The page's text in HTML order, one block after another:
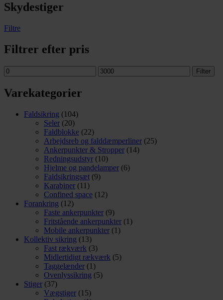
Skydestiger
Filtre
Filtrer efter pris
Mindste
pris
Højeste
pris
Filter
Varekategorier
Faldsikring (104)
Seler (20)
Faldblokke (22)
Arbejdsreb og falddæmperliner (25)
Ankerpunkter & Stropper (14)
Redningsudstyr (10)
Hjelme og pandelamper (6)
Faldsikringsæt (9)
Karabiner (11)
Confined space (12)
Forankring (12)
Faste ankerpunkter (9)
Fritstående ankerpunkter (1)
Mobile ankerpunkter (1)
Kollektiv sikring (13)
Fast rækværk (3)
Midlertidigt rækværk (5)
Taggelænder (1)
Ovenlyssikring (5)
Stiger (37)
Vægstiger (15)